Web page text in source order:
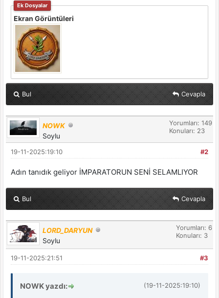
Ek Dosyalar
Ekran Görüntüleri
Bul Cevapla
NOWK
Soylu
Yorumları: 149
Konuları: 23
#2
19-11-2025:19:10
Adın tanıdık geliyor İMPARATORUN SENİ SELAMLIYOR
Bul Cevapla
LORD_DARYUN
Soylu
Yorumları: 6
Konuları: 3
#3
19-11-2025:21:51
(19-11-2025:19:10)
NOWK yazdı: